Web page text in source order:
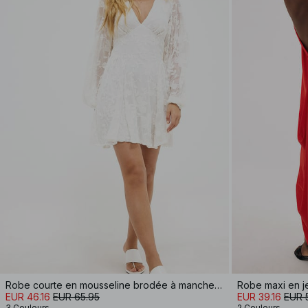
Robe courte en mousseline brodée à manches longues
EUR 46.16 EUR 65.95
Robe maxi en
EUR 39.16 EUR